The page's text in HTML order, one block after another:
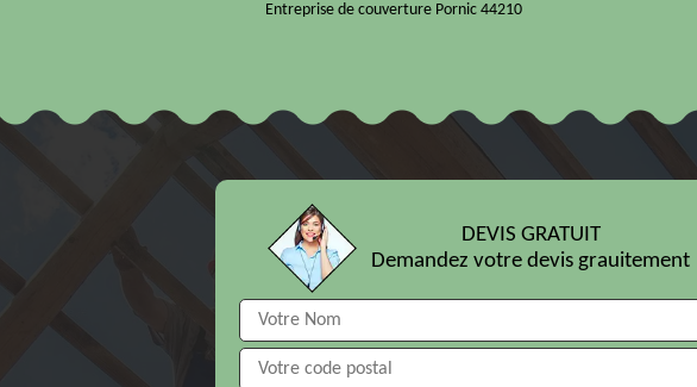
Entreprise de couverture Pornic 44210
DEVIS GRATUIT
Demandez votre devis grauitement